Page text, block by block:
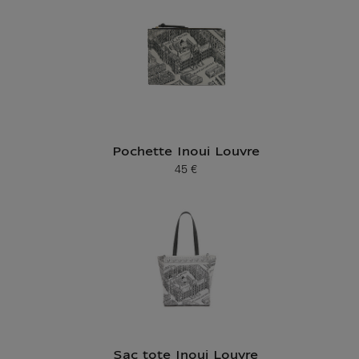
Pochette Inoui Louvre
Prix ​​actuel
45 €
Sac tote Inoui Louvre